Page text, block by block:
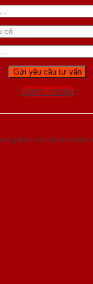
Gọi 0976.169.864
nghiên cứu cửa theo tiêu
xuất & cung cấp hàng